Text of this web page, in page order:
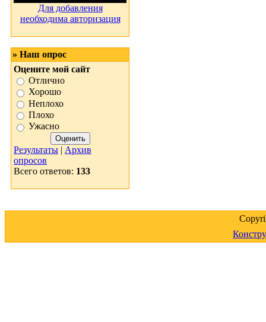
Для добавления
необходима авторизация
» Наш опрос
Оцените мой сайт
Отлично
Хорошо
Неплохо
Плохо
Ужасно
Результаты | Архив
опросов
Всего ответов: 133